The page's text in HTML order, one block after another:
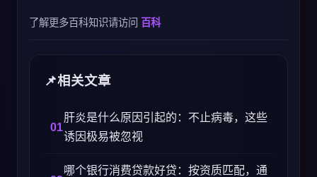
了解更多百科知识请访问 百科
相关文章
肝炎是什么原因引起的：不止病毒，这些
诱因极易被忽视
哪个银行消费贷款好贷：按资质匹配，通